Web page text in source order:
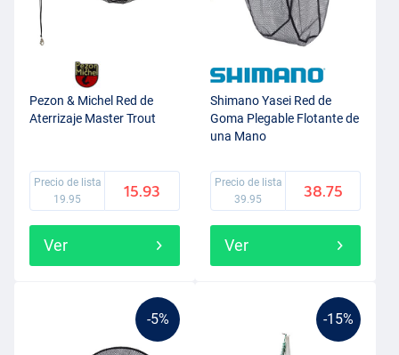
Pezon & Michel Red de
Aterrizaje Master Trout
Precio de lista
19.95
15.93
Ver
Shimano Yasei Red de
Goma Plegable Flotante de
una Mano
Precio de lista
39.95
38.75
Ver
-5% -15%